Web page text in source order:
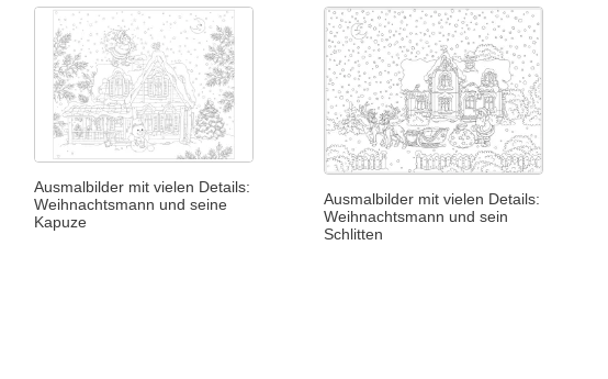
Ausmalbilder mit vielen Details:
Weihnachtsmann und seine
Kapuze
Ausmalbilder mit vielen Details:
Weihnachtsmann und sein
Schlitten